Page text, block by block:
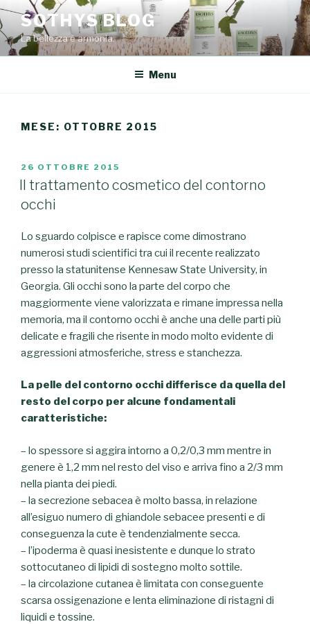
Salta
al
contenuto
SOTHYS BLOG
La bellezza è armonia.
Menu
MESE: OTTOBRE 2015
PUBBLICATO
IL
26 OTTOBRE 2015
Il trattamento cosmetico del contorno
occhi
Lo sguardo colpisce e rapisce come dimostrano
numerosi studi scientifici tra cui il recente realizzato
presso la statunitense Kennesaw State University, in
Georgia. Gli occhi sono la parte del corpo che
maggiormente viene valorizzata e rimane impressa nella
memoria, ma il contorno occhi è anche una delle parti più
delicate e fragili che risente in modo molto evidente di
aggressioni atmosferiche, stress e stanchezza.
La pelle del contorno occhi differisce da quella del
resto del corpo per alcune fondamentali
caratteristiche:
– lo spessore si aggira intorno a 0,2/0,3 mm mentre in
genere è 1,2 mm nel resto del viso e arriva fino a 2/3 mm
nella pianta dei piedi.
– la secrezione sebacea è molto bassa, in relazione
all’esiguo numero di ghiandole sebacee presenti e di
conseguenza la cute è tendenzialmente secca.
– l’ipoderma è quasi inesistente e dunque lo strato
sottocutaneo di lipidi di sostegno molto sottile.
– la circolazione cutanea è limitata con conseguente
scarsa ossigenazione e lenta eliminazione di ristagni di
liquidi e tossine.